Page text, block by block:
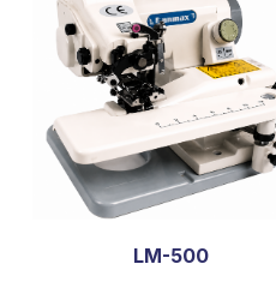
LM-500